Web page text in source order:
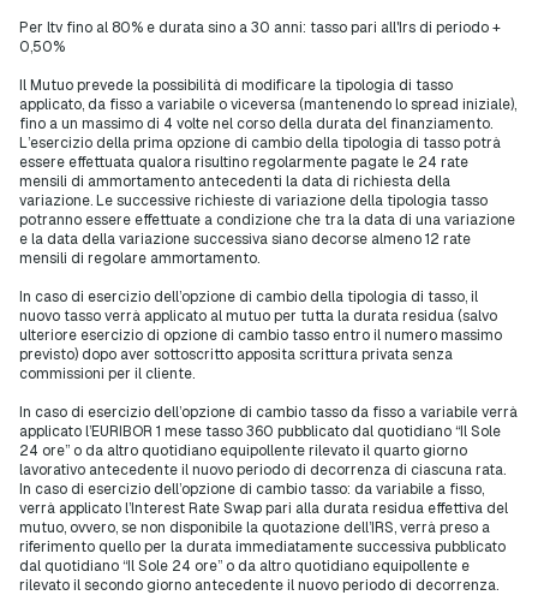
Per ltv fino al 80% e durata sino a 30 anni: tasso pari all'Irs di periodo +
0,50%
Il Mutuo prevede la possibilità di modificare la tipologia di tasso
applicato, da fisso a variabile o viceversa (mantenendo lo spread iniziale),
fino a un massimo di 4 volte nel corso della durata del finanziamento.
L’esercizio della prima opzione di cambio della tipologia di tasso potrà
essere effettuata qualora risultino regolarmente pagate le 24 rate
mensili di ammortamento antecedenti la data di richiesta della
variazione. Le successive richieste di variazione della tipologia tasso
potranno essere effettuate a condizione che tra la data di una variazione
e la data della variazione successiva siano decorse almeno 12 rate
mensili di regolare ammortamento.
In caso di esercizio dell’opzione di cambio della tipologia di tasso, il
nuovo tasso verrà applicato al mutuo per tutta la durata residua (salvo
ulteriore esercizio di opzione di cambio tasso entro il numero massimo
previsto) dopo aver sottoscritto apposita scrittura privata senza
commissioni per il cliente.
In caso di esercizio dell’opzione di cambio tasso da fisso a variabile verrà
applicato l’EURIBOR 1 mese tasso 360 pubblicato dal quotidiano “Il Sole
24 ore” o da altro quotidiano equipollente rilevato il quarto giorno
lavorativo antecedente il nuovo periodo di decorrenza di ciascuna rata.
In caso di esercizio dell’opzione di cambio tasso: da variabile a fisso,
verrà applicato l’Interest Rate Swap pari alla durata residua effettiva del
mutuo, ovvero, se non disponibile la quotazione dell’IRS, verrà preso a
riferimento quello per la durata immediatamente successiva pubblicato
dal quotidiano “Il Sole 24 ore” o da altro quotidiano equipollente e
rilevato il secondo giorno antecedente il nuovo periodo di decorrenza.